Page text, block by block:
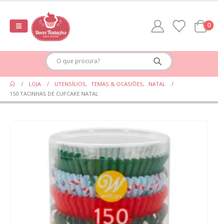
0
LOJA UTENSÍLIOS, TEMAS & OCASIÕES,
NATAL
150 TACINHAS DE CUPCAKE NATAL